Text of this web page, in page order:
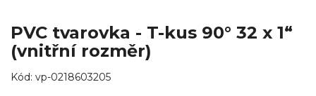
PVC tvarovka - T-kus 90° 32 x 1“
(vnitřní rozměr)
Kód: vp-0218603205